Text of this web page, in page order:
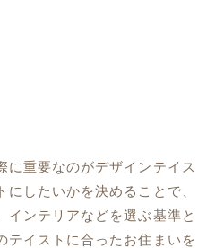
に重要なのがデザインテイス
にしたいかを決めることで、
インテリアなどを選ぶ基準と
テイストに合ったお住まいを